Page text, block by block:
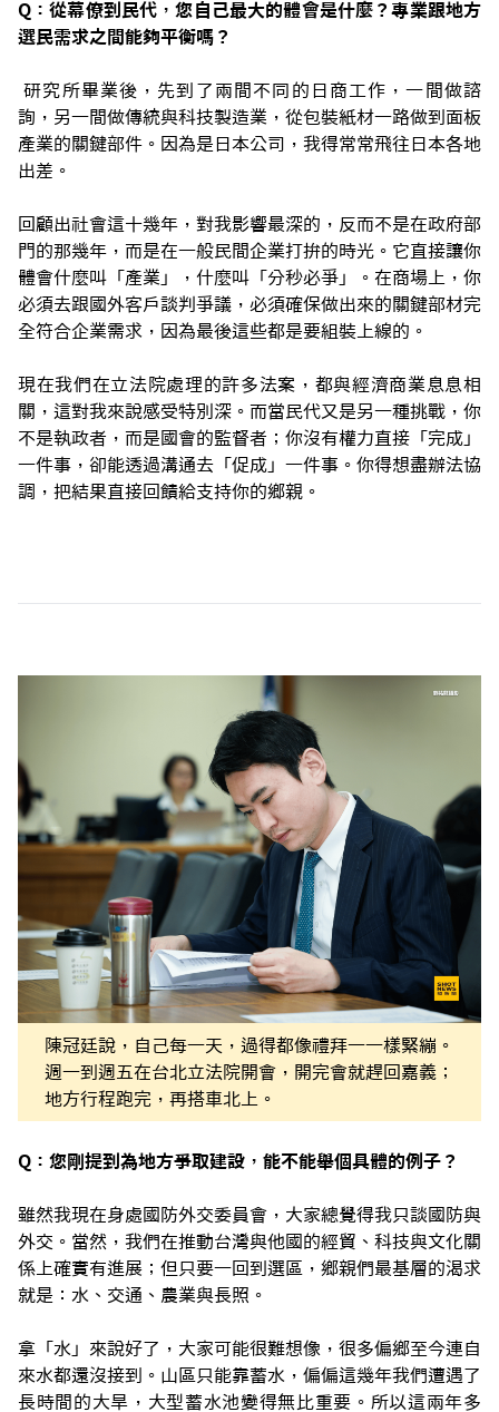
Q：從幕僚到民代，您自己最大的體會是什麼？專業跟地方
選民需求之間能夠平衡嗎？
研究所畢業後，先到了兩間不同的日商工作，一間做諮
詢，另一間做傳統與科技製造業，從包裝紙材一路做到面板
產業的關鍵部件。因為是日本公司，我得常常飛往日本各地
出差。
回顧出社會這十幾年，對我影響最深的，反而不是在政府部
門的那幾年，而是在一般民間企業打拚的時光。它直接讓你
體會什麼叫「產業」，什麼叫「分秒必爭」。在商場上，你
必須去跟國外客戶談判爭議，必須確保做出來的關鍵部材完
全符合企業需求，因為最後這些都是要組裝上線的。
現在我們在立法院處理的許多法案，都與經濟商業息息相
關，這對我來說感受特別深。而當民代又是另一種挑戰，你
不是執政者，而是國會的監督者；你沒有權力直接「完成」
一件事，卻能透過溝通去「促成」一件事。你得想盡辦法協
調，把結果直接回饋給支持你的鄉親。
陳冠廷說，自己每一天，過得都像禮拜一一樣緊繃。
週一到週五在台北立法院開會，開完會就趕回嘉義；
地方行程跑完，再搭車北上。
Q：您剛提到為地方爭取建設，能不能舉個具體的例子？
雖然我現在身處國防外交委員會，大家總覺得我只談國防與
外交。當然，我們在推動台灣與他國的經貿、科技與文化關
係上確實有進展；但只要一回到選區，鄉親們最基層的渴求
就是：水、交通、農業與長照。
拿「水」來說好了，大家可能很難想像，很多偏鄉至今連自
來水都還沒接到。山區只能靠蓄水，偏偏這幾年我們遭遇了
長時間的大旱，大型蓄水池變得無比重要。所以這兩年多